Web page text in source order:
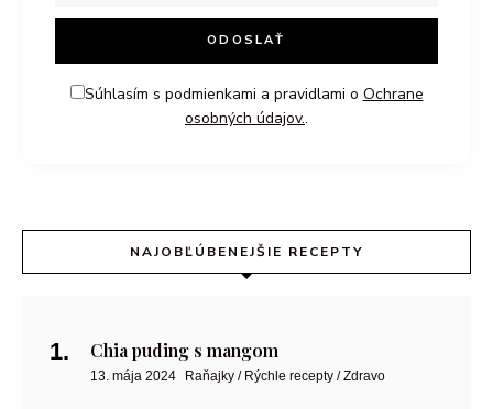
Súhlasím s podmienkami a pravidlami o Ochrane
osobných údajov..
NAJOBĽÚBENEJŠIE RECEPTY
Chia puding s mangom
13. mája 2024 Raňajky / Rýchle recepty / Zdravo